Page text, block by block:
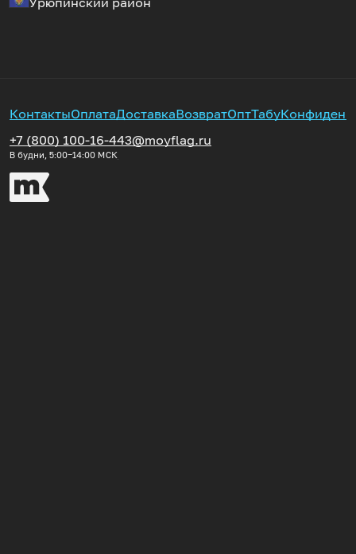
КонтактыОплатаДоставкаВозвратОптТабу
+7 (800) 100-16-44
В будни, 5:00‒14:00 МСК
3@moyflag.ru